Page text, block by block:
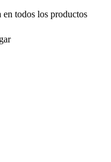
todos los productos